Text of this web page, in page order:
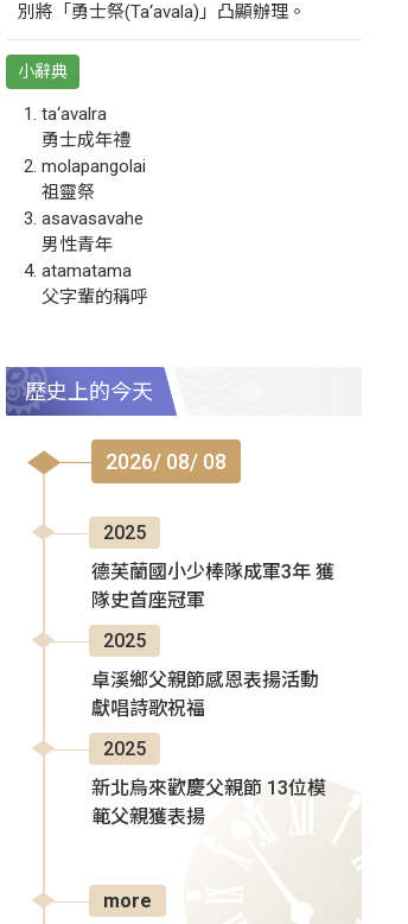
別將「勇士祭(Ta‘avala)」凸顯辦理。
小辭典
ta‘avalra
勇士成年禮
molapangolai
祖靈祭
asavasavahe
男性青年
atamatama
父字輩的稱呼
歷史上的今天
2026/ 08/ 08
2025
德芙蘭國小少棒隊成軍3年 獲
隊史首座冠軍
2025
卓溪鄉父親節感恩表揚活動
獻唱詩歌祝福
2025
新北烏來歡慶父親節 13位模
範父親獲表揚
more